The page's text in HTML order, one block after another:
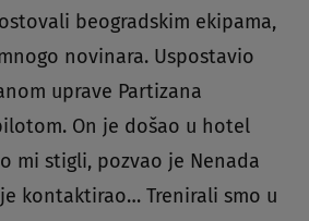
beogradskim ekipama,
novinara. Uspostavio
uprave Partizana
On je došao u hotel
mi stigli, pozvao je Nenada
kontaktirao… Trenirali smo u